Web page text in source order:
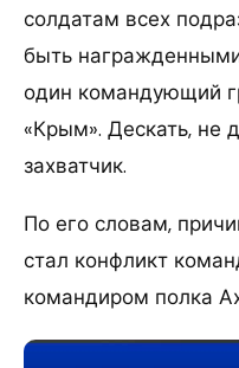
солдатам всех
быть
один командующий
«Крым». Дескать, не
захватчик.
По его словам,
стал конфликт
командиром полка